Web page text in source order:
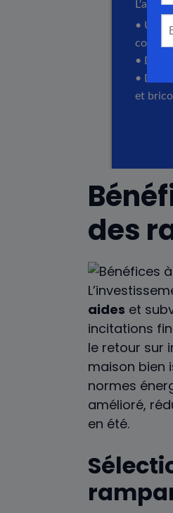
des
aides et
incitations
le retour sur
maison bien
normes
amélioré,
en été.